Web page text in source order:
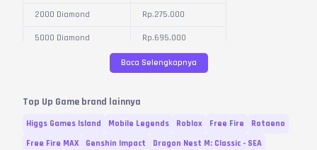
2000 Diamond Rp.275.000
5000 Diamond Rp.695.000
Rp.1.380.000
Baca Selengkapnya
Top Up Game brand lainnya
Higgs Games Island Mobile Legends Roblox Free Fire
Rotaeno
Free Fire MAX
Genshin Impact
Dragon Nest M: Classic - SEA